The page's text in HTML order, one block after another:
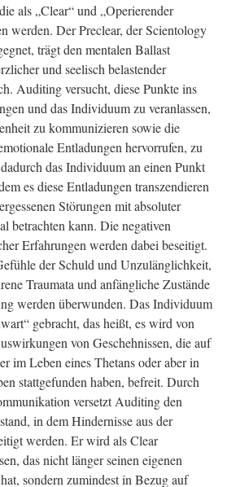
als „Clear“ und „Operierender
werden. Der Preclear, der Scientology
trägt den mentalen Ballast
und seelisch belastender
Auditing versucht, diese Punkte ins
und das Individuum zu veranlassen,
zu kommunizieren sowie die
Entladungen hervorrufen, zu
das Individuum an einen Punkt
es diese Entladungen transzendieren
Störungen mit absoluter
betrachten kann. Die negativen
Erfahrungen werden dabei beseitigt.
der Schuld und Unzulänglichkeit,
Traumata und anfängliche Zustände
werden überwunden. Das Individuum
gebracht, das heißt, es wird von
von Geschehnissen, die auf
im Leben eines Thetans oder aber in
stattgefunden haben, befreit. Durch
versetzt Auditing den
in dem Hindernisse aus der
werden. Er wird als Clear
das nicht länger seinen eigenen
sondern zumindest in Bezug auf